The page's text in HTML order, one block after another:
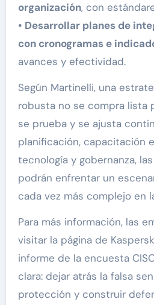
organización, con
• Desarrollar planes de
con cronogramas e
avances y efectividad.
Según Martinelli, una
robusta no se compra lista
se prueba y se ajusta
planificación, capacitación
tecnología y gobernanza,
podrán enfrentar un
cada vez más complejo en
Para más información, las
visitar la página de
informe de la encuesta
clara: dejar atrás la falsa
protección y construir